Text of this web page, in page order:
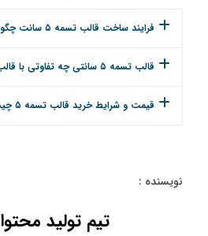
فرایند ساخت قالب تسمه ۵ سانت چگونه است؟
قالب تسمه ۵ سانتی چه تفاوتی با قالب تسمه ۶ دارد؟
قیمت و شرایط خرید قالب تسمه ۵ چیست ؟
نویسنده :
تیم تولید محتوا